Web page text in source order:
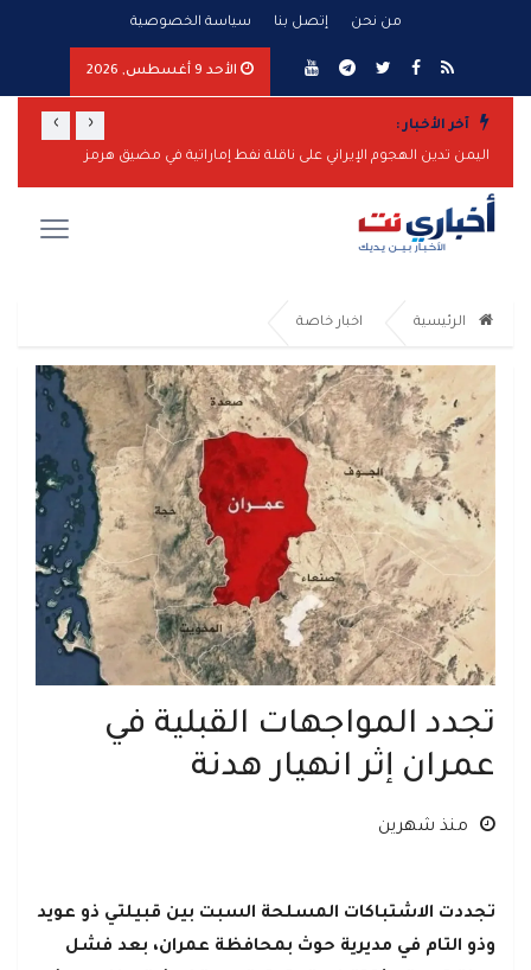
من نحن إتصل بنا سياسة الخصوصية
الأحد 9 أغسطس, 2026
آخر الأخبار :
اليمن تدين الهجوم الإيراني على ناقلة نفط إماراتية في مضيق هرمز
‹
›
الرئيسية اخبار خاصة
تجدد المواجهات القبلية في
عمران إثر انهيار هدنة
منذ شهرين
تجددت الاشتباكات المسلحة السبت بين قبيلتي ذو عويد
وذو التام في مديرية حوث بمحافظة عمران، بعد فشل